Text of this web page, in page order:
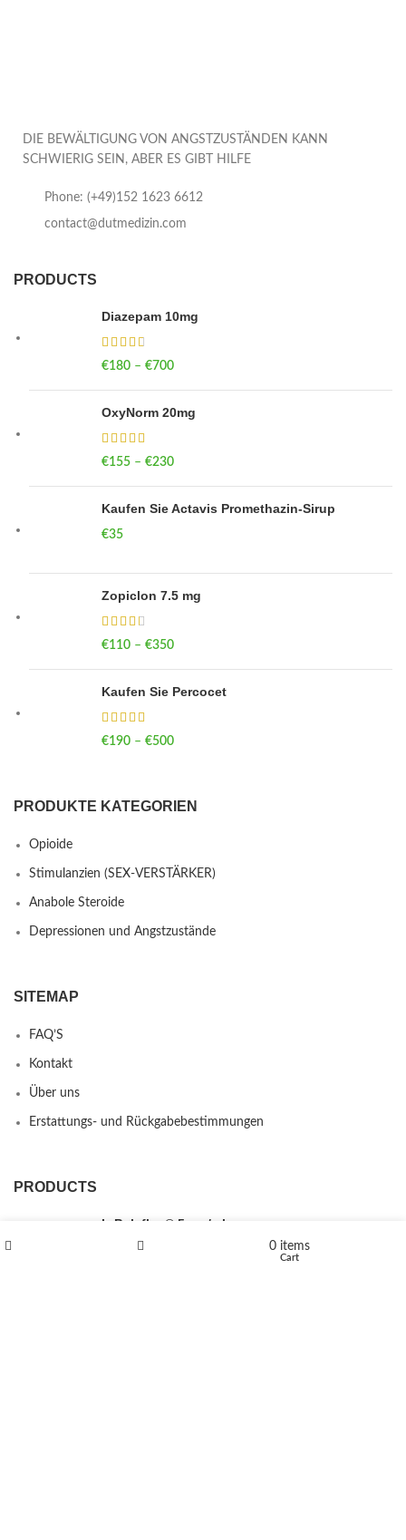
DIE BEWÄLTIGUNG VON ANGSTZUSTÄNDEN KANN
SCHWIERIG SEIN, ABER ES GIBT HILFE
Phone: (+49)152 1623 6612
contact@dutmedizin.com
PRODUCTS
Diazepam 10mg
€180 – €700
OxyNorm 20mg
€155 – €230
Kaufen Sie Actavis Promethazin-Sirup
€35
Zopiclon 7.5 mg
€110 – €350
Kaufen Sie Percocet
€190 – €500
PRODUKTE KATEGORIEN
Opioide
Stimulanzien (SEX-VERSTÄRKER)
Anabole Steroide
Depressionen und Angstzustände
SITEMAP
FAQ’S
Kontakt
Über uns
Erstattungs- und Rückgabebestimmungen
PRODUCTS
L-Polaflux® 5 mg/ml
0 items
Cart